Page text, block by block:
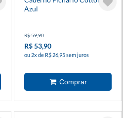
Azul
R$ 59,90
R$ 53,90
ou 2x de R$ 26,95 sem juros